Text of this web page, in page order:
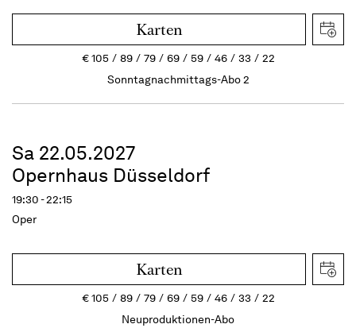
Karten
€105 89 79 69 59 46 33
22
Sonntagnachmittags-Abo 2
Sa 22.05.2027
Opernhaus Düsseldorf
19:30 - 22:15
Oper
Karten
€105 89 79 69 59 46 33
22
Neuproduktionen-Abo